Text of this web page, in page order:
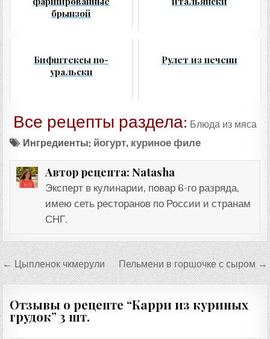
брынзой
Бифштексы по-
уральски
Рулет из печени
Все рецепты раздела: Блюда из мяса
Ингредиенты: йогурт, куриное филе
Автор рецепта: Natasha
Эксперт в кулинарии, повар 6-го разряда,
имею сеть ресторанов по России и странам
СНГ.
Навигация
по
записям
← Цыпленок чкмерули Пельмени в горшочке с сыром →
Отзывы о рецепте “Карри из куриных
грудок” 3 шт.